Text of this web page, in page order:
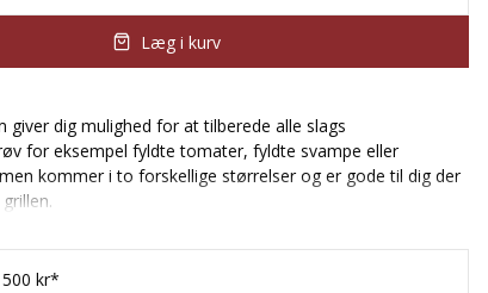
Læg i kurv
dig mulighed for at tilberede alle slags
for eksempel fyldte tomater, fyldte svampe eller
kommer i to forskellige størrelser og er gode til dig der
kr*